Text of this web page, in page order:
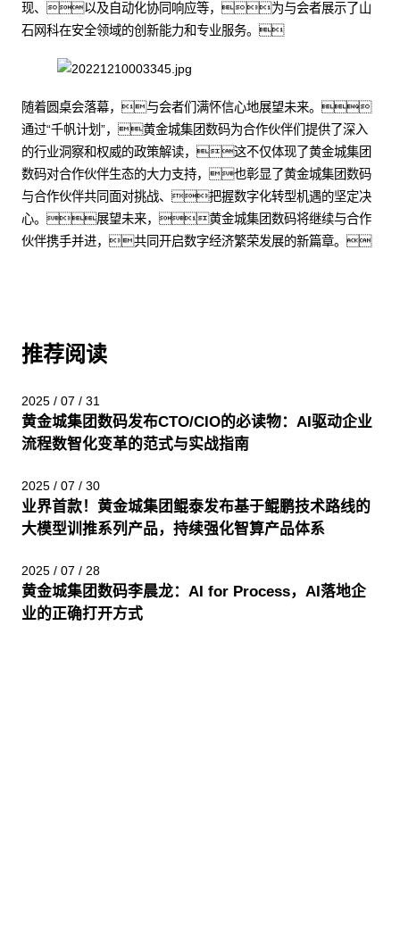
现、以及自动化协同响应等，为与会者展示了山
石网科在安全领域的创新能力和专业服务。
随着圆桌会落幕，与会者们满怀信心地展望未来。
通过“千帆计划”，黄金城集团数码为合作伙伴们提供了深入
的行业洞察和权威的政策解读，这不仅体现了黄金城集团
数码对合作伙伴生态的大力支持，也彰显了黄金城集团数码
与合作伙伴共同面对挑战、把握数字化转型机遇的坚定决
心。展望未来，黄金城集团数码将继续与合作
伙伴携手并进，共同开启数字经济繁荣发展的新篇章。
推荐阅读
2025 / 07 / 31
黄金城集团数码发布CTO/CIO的必读物：AI驱动企业
流程数智化变革的范式与实战指南
2025 / 07 / 30
业界首款！黄金城集团鲲泰发布基于鲲鹏技术路线的
大模型训推系列产品，持续强化智算产品体系
2025 / 07 / 28
黄金城集团数码李晨龙：AI for Process，AI落地企
业的正确打开方式